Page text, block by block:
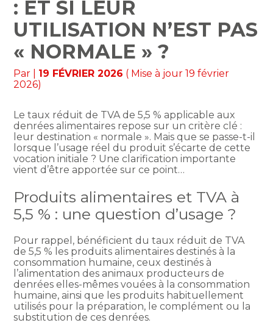
: ET SI LEUR
UTILISATION N’EST PAS
« NORMALE » ?
Par 19 FÉVRIER 2026 ( Mise à jour 19 février
2026)
Le taux réduit de TVA de 5,5 % applicable aux
denrées alimentaires repose sur un critère clé :
leur destination « normale ». Mais que se passe-t-il
lorsque l’usage réel du produit s’écarte de cette
vocation initiale ? Une clarification importante
vient d’être apportée sur ce point…
Produits alimentaires et TVA à
5,5 % : une question d’usage ?
Pour rappel, bénéficient du taux réduit de TVA
de 5,5 % les produits alimentaires destinés à la
consommation humaine, ceux destinés à
l’alimentation des animaux producteurs de
denrées elles-mêmes vouées à la consommation
humaine, ainsi que les produits habituellement
utilisés pour la préparation, le complément ou la
substitution de ces denrées.